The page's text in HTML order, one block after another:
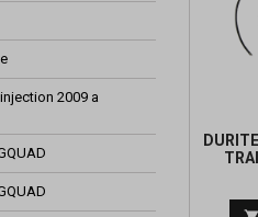
2009 a